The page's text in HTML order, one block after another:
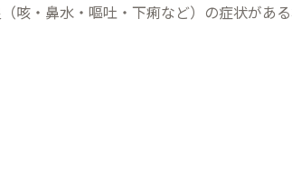
咳・鼻水・嘔吐・下痢など）の症状があ